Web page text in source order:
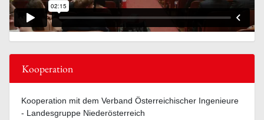
Kooperation
Kooperation mit dem Verband Österreichischer Ingenieure
- Landesgruppe Niederösterreich